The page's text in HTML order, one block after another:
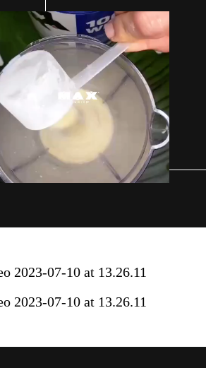
2023-07-10 at 13.26.11
2023-07-10 at 13.26.11